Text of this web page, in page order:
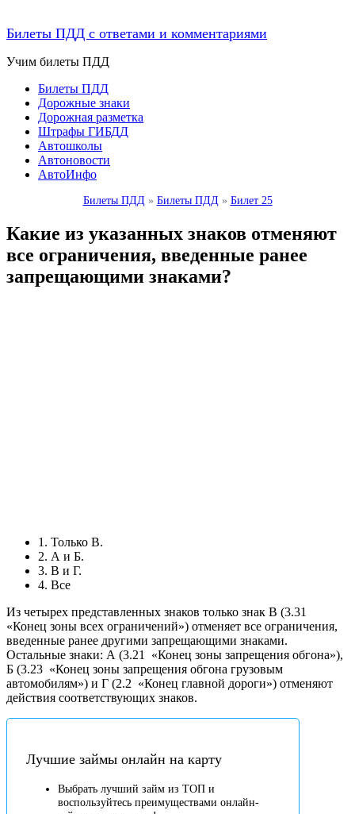
Билеты ПДД с ответами и комментариями
Учим билеты ПДД
Билеты ПДД
Дорожные знаки
Дорожная разметка
Штрафы ГИБДД
Автошколы
Автоновости
АвтоИнфо
Билеты ПДД » Билеты ПДД » Билет 25
Какие из указанных знаков отменяют
все ограничения, введенные ранее
запрещающими знаками?
1. Только В.
2. А и Б.
3. В и Г.
4. Все
Из четырех представленных знаков только знак В (3.31
«Конец зоны всех ограничений») отменяет все ограничения,
введенные ранее другими запрещающими знаками.
Остальные знаки: А (3.21
«Конец зоны запрещения обгона»),
Б (3.23 «Конец зоны запрещения обгона грузовым
автомобилям») и Г (2.2 «Конец главной дороги») отменяют
действия соответствующих знаков.
Лучшие займы онлайн на карту
Выбрать лучший займ из ТОП и
воспользуйтесь преимуществами онлайн-